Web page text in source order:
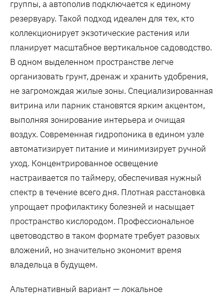
группы, а автополив подключается к единому
резервуару. Такой подход идеален для тех, кто
коллекционирует экзотические растения или
планирует масштабное вертикальное садоводство.
В одном выделенном пространстве легче
организовать грунт, дренаж и хранить удобрения,
не загромождая жилые зоны. Специализированная
витрина или парник становятся ярким акцентом,
выполняя зонирование интерьера и очищая
воздух. Современная гидропоника в едином узле
автоматизирует питание и минимизирует ручной
уход. Концентрированное освещение
настраивается по таймеру, обеспечивая нужный
спектр в течение всего дня. Плотная расстановка
упрощает профилактику болезней и насыщает
пространство кислородом. Профессиональное
цветоводство в таком формате требует разовых
вложений, но значительно экономит время
владельца в будущем.
Альтернативный вариант — локальное